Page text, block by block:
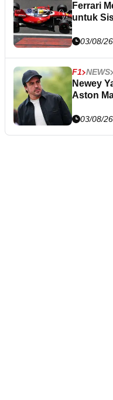
Ferrari
untuk
03/08/26
F1 NEWS
Newey
Aston
03/08/26